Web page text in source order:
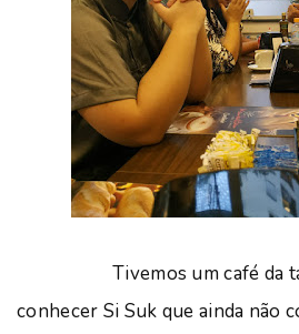
Tivemos um café da
conhecer Si Suk que ainda não